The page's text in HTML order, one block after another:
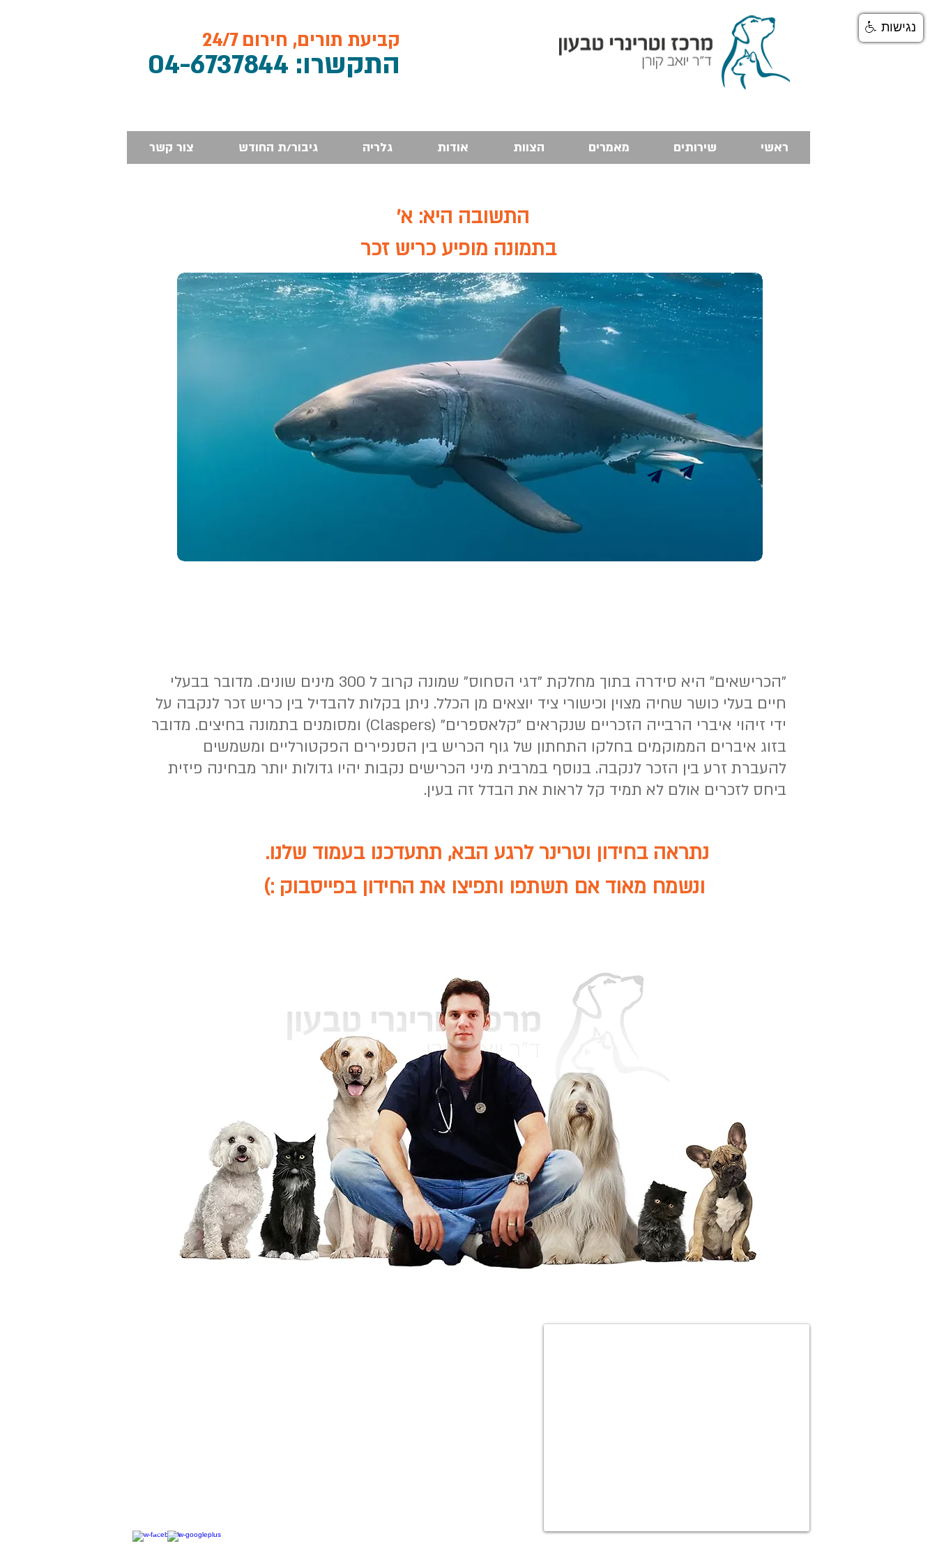
קביעת תורים, חירום 24/7
התקשרו: 04-6737844
צור קשר גיבור/ת החודש גלריה אודות הצוות מאמרים שירותים ראשי
התשובה היא: א'
בתמונה מופיע כריש זכר
"הכרישאים" היא סידרה בתוך מחלקת "דגי הסחוס" שמונה קרוב ל 300 מינים שונים. מדובר בבעלי
חיים בעלי כושר שחיה מצוין וכישורי ציד יוצאים מן הכלל. ניתן בקלות להבדיל בין כריש זכר לנקבה על
ידי זיהוי איברי הרבייה הזכריים שנקראים "קלאספרים" (Claspers) ומסומנים בתמונה בחיצים. מדובר
בזוג איברים הממוקמים בחלקו התחתון של גוף הכריש בין הסנפירים הפקטורליים ומשמשים
להעברת זרע בין הזכר לנקבה. בנוסף במרבית מיני הכרישים נקבות יהיו גדולות יותר מבחינה פיזית
ביחס לזכרים אולם לא תמיד קל לראות את הבדל זה בעין.
נתראה בחידון וטרינר לרגע הבא, תתעדכנו בעמוד שלנו.
ונשמח מאוד אם תשתפו ותפיצו את החידון בפייסבוק :)
נגישות